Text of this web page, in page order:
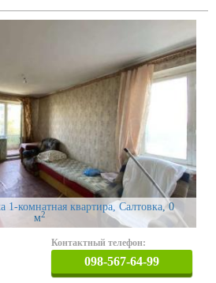
1-комнатная квартира, Салтовка, 0
м2
Контактный телефон:
098-567-64-99